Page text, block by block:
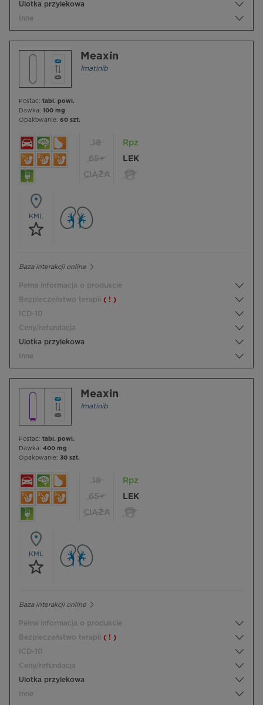
Ulotka przylekowa
Inne
Meaxin
Imatinib
Postać: tabl. powl.
Dawka: 100 mg
Opakowanie: 60 szt.
18
65+
CIĄŻA
Rpz
LEK
KML
Baza interakcji online
Pełna informacja o produkcie
Bezpieczeństwo terapii ( ! )
ICD-10
Ceny/refundacja
Ulotka przylekowa
Inne
Meaxin
Imatinib
Postać: tabl. powl.
Dawka: 400 mg
Opakowanie: 30 szt.
18
65+
CIĄŻA
Rpz
LEK
KML
Baza interakcji online
Pełna informacja o produkcie
Bezpieczeństwo terapii ( ! )
ICD-10
Ceny/refundacja
Ulotka przylekowa
Inne